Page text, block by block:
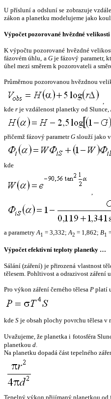
U přísluní a odsluní se zobrazuje
zákon a planetku modelujeme jako
Výpočet pozorované hvězdné
K výpočtu pozorované hvězdné
fázovém úhlu, a Gje fázový parametr,
úhel mezi směrem k pozorovateli a
Průměrnou pozorovanou hvězdnou
,
kde r je vzdálenost planetky od Slunce,
přičemž fázový parametrG slouží jako
kde
,
a parametryA1 = 3,332;A2 = 1,862; B1
Výpočet efektivní teploty planetky …
Sálání (záření) je přirozená vlastnost
tělesem. Pohltivost a odrazivost záření
Pro výkon záření černého tělesa P platí
kde S je obsah plochy povrchu tělesa v
Uvažujeme, že planetka i fotosféra
planetkou d.
Na planetku dopadá část tepelného
Tepelný výkon přijímaný planetkou od